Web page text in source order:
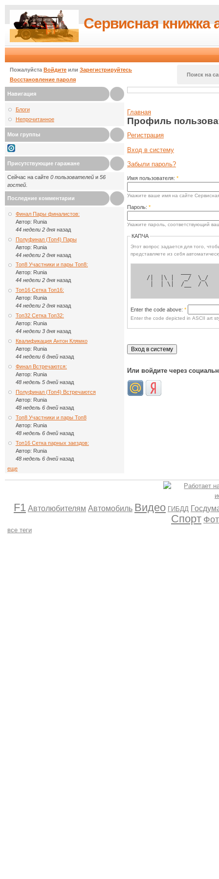
Сервисная книжка
Пожалуйста Войдите или Зарегистрируйтесь
Восстановление пароля
Поиск на
Навигация
Блоги
Непрочитанное
Мои группы
Присутствующие гаражане
Сейчас на сайте 0 пользователей и 56
гостей
Последние комментарии
Финал Пары финалистов:
Автор: Runia
44 недели 2 дняназад
Полуфинал (Топ4) Пары
Автор: Runia
44 недели 2 дняназад
Топ8 Участники и пары Топ8:
Автор: Runia
44 недели 2 дняназад
Топ16 Сетка Топ16:
Автор: Runia
44 недели 2 дняназад
Топ32 Сетка Топ32:
Автор: Runia
44 недели 3 дняназад
Квалификация Антон Клямко
Автор: Runia
44 недели 6 днейназад
Финал Встречаются:
Автор: Runia
48 недель 5 днейназад
Полуфинал (Топ4) Встречаются
Автор: Runia
48 недель 6 днейназад
Топ8 Участники и пары Топ8
Автор: Runia
48 недель 6 днейназад
Топ16 Сетка парных заездов:
Автор: Runia
48 недель 6 днейназад
еще
Главная
Профиль
Регистрация
Вход в систему
Забыли пароль?
Имя пользователя: *
Укажите ваше имя на сайте
Пароль: *
Укажите пароль, соответствующий
КАПЧА
Этот вопрос задается для того, чтобы
представляете из себя
  /|  |\ |   _/  \_/
   |  | \|  /__  / \
Enter the code above: *
Enter the code depicted in ASCII art
Или войдите через
F1 Автолюбителям Автомобиль Видео ГИБДД
Спорт
все теги